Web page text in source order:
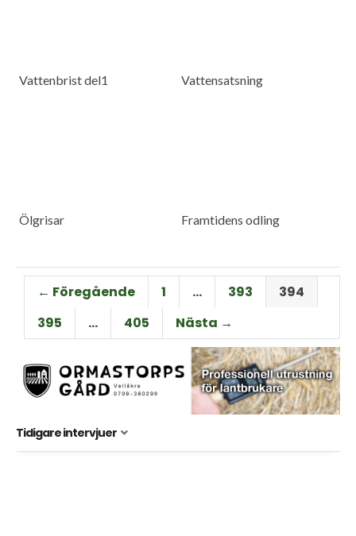
Vattenbrist del1 Vattensatsning
Ölgrisar Framtidens odling
← Föregående 1 … 393
394
395
… 405 Nästa →
Tidigare intervjuer